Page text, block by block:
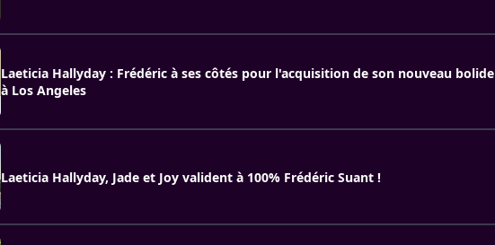
Laeticia Hallyday : Frédéric à ses côtés pour l'acquisition de son nouveau bolide
à Los Angeles
Laeticia Hallyday, Jade et Joy valident à 100% Frédéric Suant !